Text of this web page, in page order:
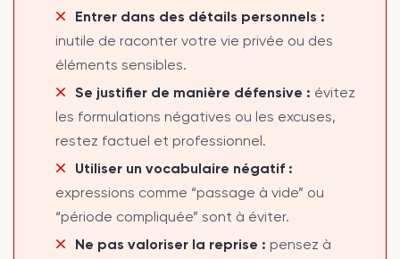
Entrer dans des détails personnels :
inutile de raconter votre vie privée ou des
éléments sensibles.
Se justifier de manière défensive : évitez
les formulations négatives ou les excuses,
restez factuel et professionnel.
Utiliser un vocabulaire négatif :
expressions comme “passage à vide” ou
“période compliquée” sont à éviter.
Ne pas valoriser la reprise : pensez à